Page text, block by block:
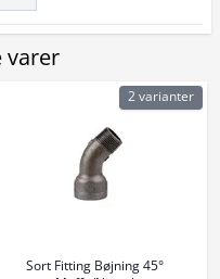
varer
Sort Fitting Bøjning 45°
2 varianter